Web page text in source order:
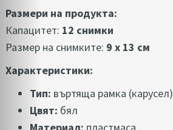
Размери на продукта:
Капацитет: 12 снимки
Размер на снимките: 9 x 13 см
Характеристики:
Тип: въртяща рамка (карусел)
Цвят: бял
Материал: пластмаса